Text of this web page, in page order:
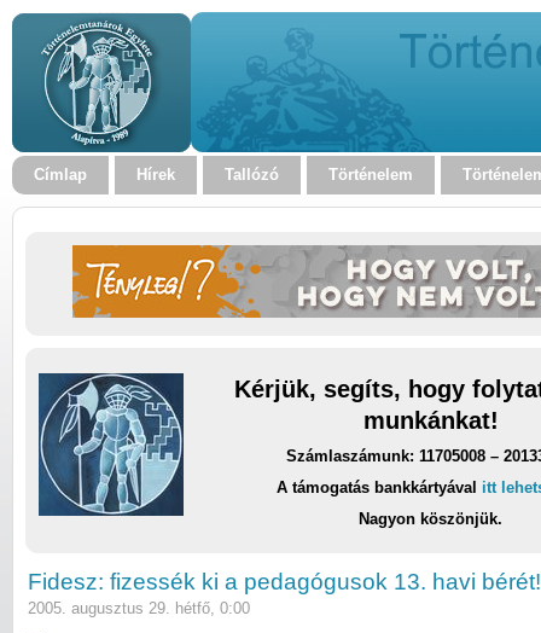
Címlap Hírek Tallózó Történelem
Kérjük, segíts, hogy
munkánkat!
Számlaszámunk: 11705008 –
A támogatás bankkártyával itt
Nagyon köszönjük.
Fidesz: fizessék ki a pedagógusok 13. havi bérét!
2005. augusztus 29. hétfő, 0:00